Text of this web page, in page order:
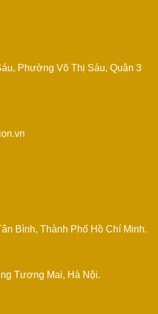
Phường Võ Thị Sáu, Quận 3
Bình, Thành Phố Hồ Chí Minh.
Tương Mai, Hà Nội.